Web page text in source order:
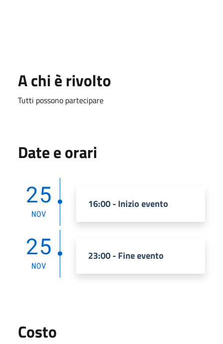
A chi è rivolto
Tutti possono partecipare
Date e orari
25
NOV
16:00 - Inizio evento
25
NOV
23:00 - Fine evento
Costo